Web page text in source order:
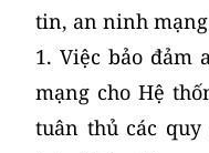
tin, an ninh mạng
1. Việc bảo đảm
mạng cho Hệ
tuân thủ các